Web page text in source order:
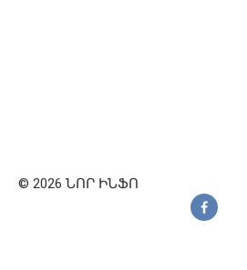
© 2026 ՆՈՐ ԻՆՖՈ